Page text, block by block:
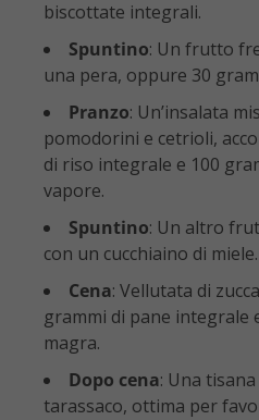
biscottate integrali.
Spuntino: Un frutto
una pera, oppure 30
Pranzo: Un’insalata
pomodorini e cetrioli,
di riso integrale e 100
vapore.
Spuntino: Un altro
con un cucchiaino di miele.
Cena: Vellutata di
grammi di pane integrale
magra.
Dopo cena: Una
tarassaco, ottima per